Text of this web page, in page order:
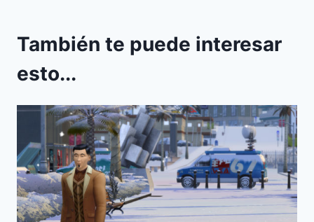
También te puede interesar
esto...